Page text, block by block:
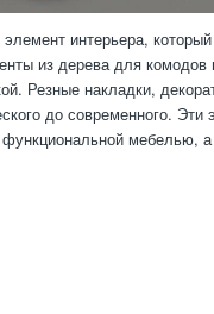
интерьера, который
из дерева для
Резные накладки,
до современного.
мебелью, а